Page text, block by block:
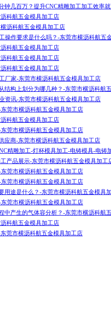
钟几百万？提升CNC精雕加工加工效率
科航五金模具加工店
沥科航五金模具加工店
操作要求是什么吗？-东莞市横沥科航五
科航五金模具加工店
科航五金模具加工店
科航五金模具加工店
厂家-东莞市横沥科航五金模具加工店
结构上划分为哪几种？-东莞市横沥科航
资讯-东莞市横沥科航五金模具加工店
莞市横沥科航五金模具加工店
科航五金模具加工店
莞市横沥科航五金模具加工店
应商-东莞市横沥科航五金模具加工店
精雕加工-灯杯模具加工-电铸模具-电
产品展示-东莞市横沥科航五金模具加工
莞市横沥科航五金模具加工店
莞市横沥科航五金模具加工店
用途是什么？-东莞市横沥科航五金模具
莞市横沥科航五金模具加工店
中产生的气体容分析？-东莞市横沥科航
科航五金模具加工店
莞市横沥科航五金模具加工店